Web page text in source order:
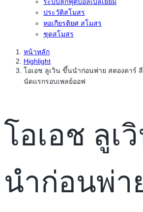
ประวัติสโมสร
หอเกียรติยศ สโมสร
ชุดสโมสร
หน้าหลัก
Highlight
โอเอช ลูเวิน ขึ้นนำก่อนพ่าย สตองดาร์
นัดแรกรอบเพลย์ออฟ
โอเอช ลูเ
นำก่อนพ่า